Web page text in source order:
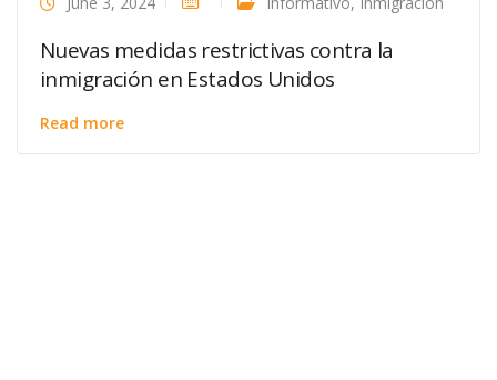
Nuevas medidas restrictivas contra la
inmigración en Estados Unidos
Read more